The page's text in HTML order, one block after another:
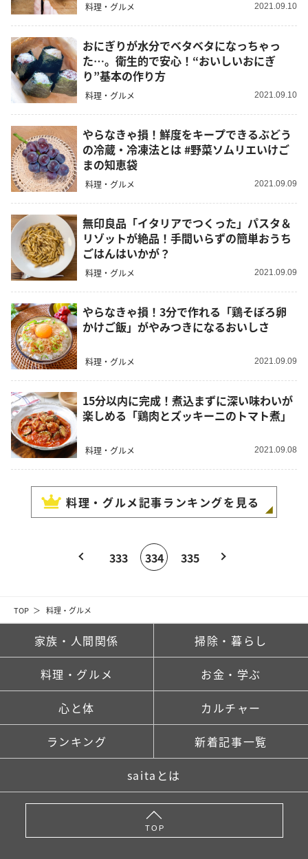
TOP 料理・グルメ
料理・グルメ 2021.09.10
おにぎりが水分でベタベタになっちゃっ
た…。衛生的で安心！“おいしいおにぎ
り”基本の作り方
料理・グルメ 2021.09.10
やらなきゃ損！鮮度をキープできるぶどう
の冷蔵・冷凍法とは #野菜ソムリエいけご
まの知恵袋
料理・グルメ 2021.09.09
無印良品「イタリアでつくった」パスタ＆
リゾットが絶品！手間いらずの簡単おうち
ごはんはいかが？
料理・グルメ 2021.09.09
やらなきゃ損！3分で作れる「鶏そぼろ卵
かけご飯」がやみつきになるおいしさ
料理・グルメ 2021.09.09
15分以内に完成！煮込まずに深い味わいが
楽しめる「鶏肉とズッキーニのトマト煮」
料理・グルメ 2021.09.08
料理・グルメ記事ランキングを見る
333 334 335
家族・人間関係 掃除・暮らし
料理・グルメ お金・学ぶ
心と体 カルチャー
ランキング 新着記事一覧
saitaとは
TOP